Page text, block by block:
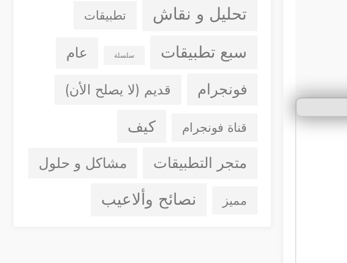
تحليل و نقاش تطبيقات
سبع تطبيقات سلسلة عام
فونجرام قديم (لا يصلح الأن)
قناة فونجرام كيف
متجر التطبيقات مشاكل و حلول
مميز نصائح وألاعيب